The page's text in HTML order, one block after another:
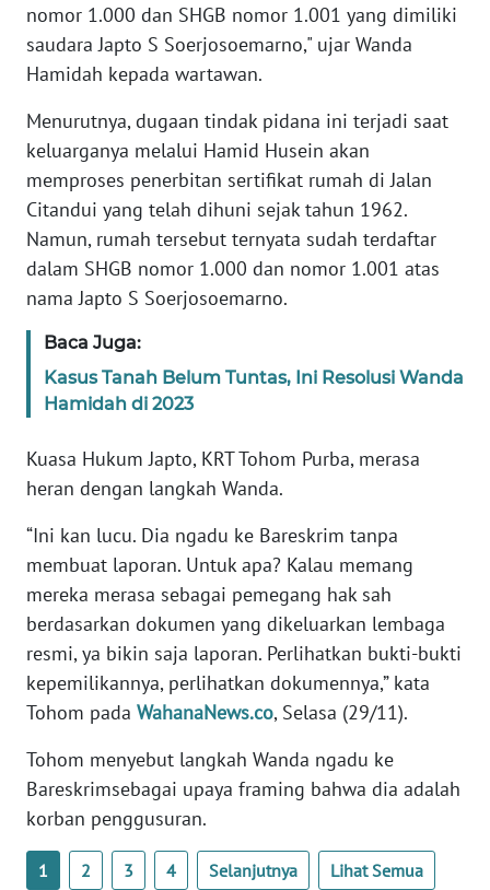
nomor 1.000 dan SHGB nomor 1.001 yang dimiliki
saudara Japto S Soerjosoemarno," ujar Wanda
Hamidah kepada wartawan.
Menurutnya, dugaan tindak pidana ini terjadi saat
keluarganya melalui Hamid Husein akan
memproses penerbitan sertifikat rumah di Jalan
Citandui yang telah dihuni sejak tahun 1962.
Namun, rumah tersebut ternyata sudah terdaftar
dalam SHGB nomor 1.000 dan nomor 1.001 atas
nama Japto S Soerjosoemarno.
Baca Juga:
Kasus Tanah Belum Tuntas, Ini Resolusi Wanda
Hamidah di 2023
Kuasa Hukum Japto, KRT Tohom Purba, merasa
heran dengan langkah Wanda.
“Ini kan lucu. Dia ngadu ke Bareskrim tanpa
membuat laporan. Untuk apa? Kalau memang
mereka merasa sebagai pemegang hak sah
berdasarkan dokumen yang dikeluarkan lembaga
resmi, ya bikin saja laporan. Perlihatkan bukti-bukti
kepemilikannya, perlihatkan dokumennya,” kata
Tohom pada WahanaNews.co, Selasa (29/11).
Tohom menyebut langkah Wanda ngadu ke
Bareskrimsebagai upaya framing bahwa dia adalah
korban penggusuran.
1 2 3 4 Selanjutnya Lihat Semua
WN
BANTEN
WN
NTT
WN
PAPUA
WN
PAPUA
BARAT
WN
RIAU
SERAMBI
WN
JAMBI
WN
WN
NTB
WN